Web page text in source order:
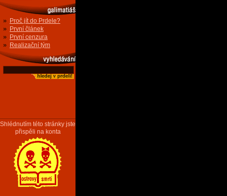
» Proč jít do Prdele?
» První článek
» První cenzura
» Realizační tým
Shlédnutím této stránky jste
přispěli na konta